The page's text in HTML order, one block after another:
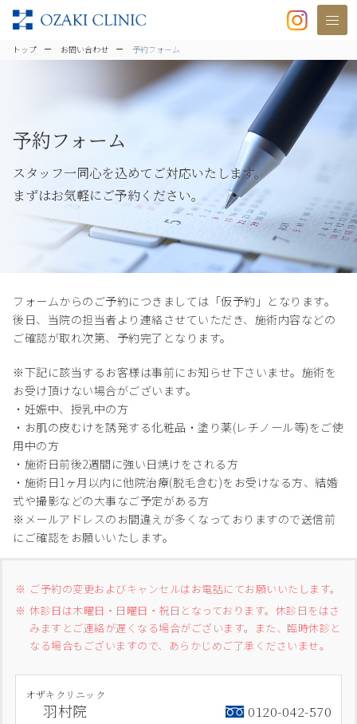
美容クリニックなら美容整形・
トップ お問い合わせ 予約フォーム
予約フォーム
スタッフ一同心を込めてご対応いたします。
まずはお気軽にご予約ください。
フォームからのご予約につきましては「仮予約」となります。
後日、当院の担当者より連絡させていただき、施術内容などの
ご確認が取れ次第、予約完了となります。
※下記に該当するお客様は事前にお知らせ下さいませ。施術を
お受け頂けない場合がございます。
・妊娠中、授乳中の方
・お肌の皮むけを誘発する化粧品・塗り薬(レチノール等)をご使
用中の方
・施術日前後2週間に強い日焼けをされる方
・施術日1ヶ月以内に他院治療(脱毛含む)をお受けなる方、結婚
式や撮影などの大事なご予定がある方
※メールアドレスのお間違えが多くなっておりますので送信前
にご確認をお願いいたします。
ご予約の変更およびキャンセルはお電話にてお願いいたします。
休診日は木曜日・日曜日・祝日となっております。休診日をはさ
みますとご連絡が遅くなる場合がございます。また、臨時休診と
なる場合もございますので、あらかじめご了承くださいませ。
オザキクリニック
羽村院 0120-042-570